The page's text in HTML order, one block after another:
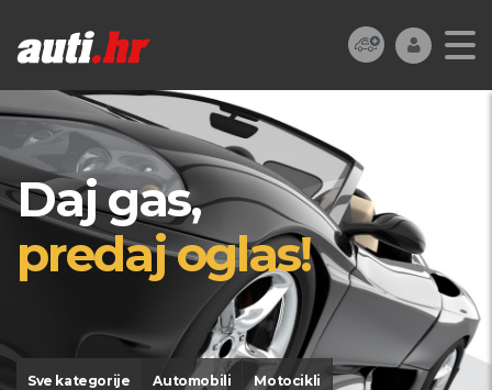
Daj gas,
predaj oglas!
Sve kategorije Automobili Motocikli